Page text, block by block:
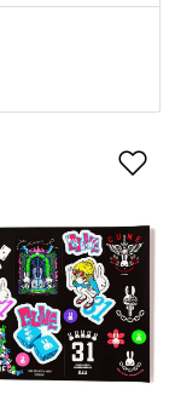
ค้า
รโปรด เ